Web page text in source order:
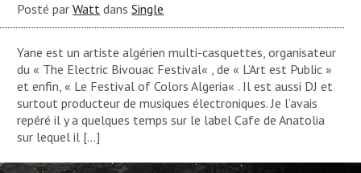
Posté parWatt dansSingle
Yane est un artiste algérien multi-casquettes, organisateur
du « The Electric Bivouac Festival« , de « L’Art est Public »
et enfin, « Le Festival of Colors Algeria« . Il est aussi DJ et
surtout producteur de musiques électroniques. Je l’avais
repéré il y a quelques temps sur le label Cafe de Anatolia
sur lequel il […]